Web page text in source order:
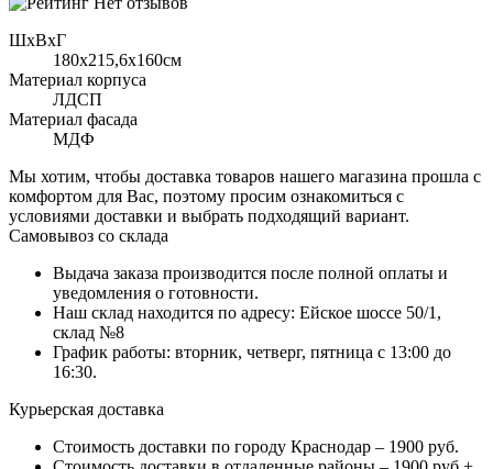
ШхВхГ
180x215,6х160см
Материал корпуса
ЛДСП
Материал фасада
МДФ
Мы хотим, чтобы доставка товаров нашего магазина прошла с
комфортом для Вас, поэтому просим ознакомиться с
условиями доставки и выбрать подходящий вариант.
Самовывоз со склада
Выдача заказа производится после полной оплаты и
уведомления о готовности.
Наш склад находится по адресу: Ейское шоссе 50/1,
склад №8
График работы: вторник, четверг, пятница с 13:00 до
16:30.
Курьерская доставка
Стоимость доставки по городу Краснодар – 1900 руб.